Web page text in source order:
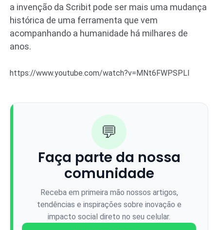
a invenção da Scribit pode ser mais uma mudança
histórica de uma ferramenta que vem
acompanhando a humanidade há milhares de
anos.
https://www.youtube.com/watch?v=MNt6FWPSPLI
💬
Faça parte da nossa
comunidade
Receba em primeira mão nossos artigos,
tendências e inspirações sobre inovação e
impacto social direto no seu celular.